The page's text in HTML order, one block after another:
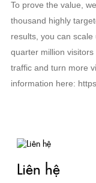
To prove the value,
thousand highly
results, you can
quarter million
traffic and turn more
information here:
Liên hệ